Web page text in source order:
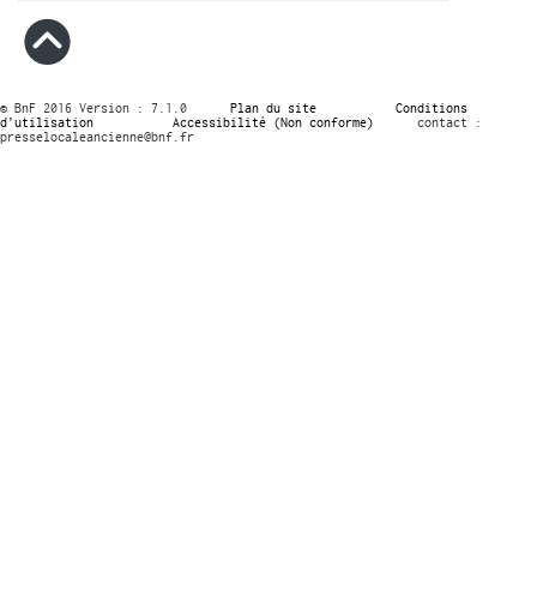
© BnF 2016 Version : 7.1.0 Plan du site
Conditions
d’utilisation
Accessibilité (Non conforme)
contact :
presselocaleancienne@bnf.fr